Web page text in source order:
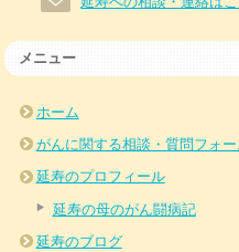
メニュー
ホーム
がんに関する相談・質問フォー
延寿のプロフィール
延寿の母のがん闘病記
延寿のブログ